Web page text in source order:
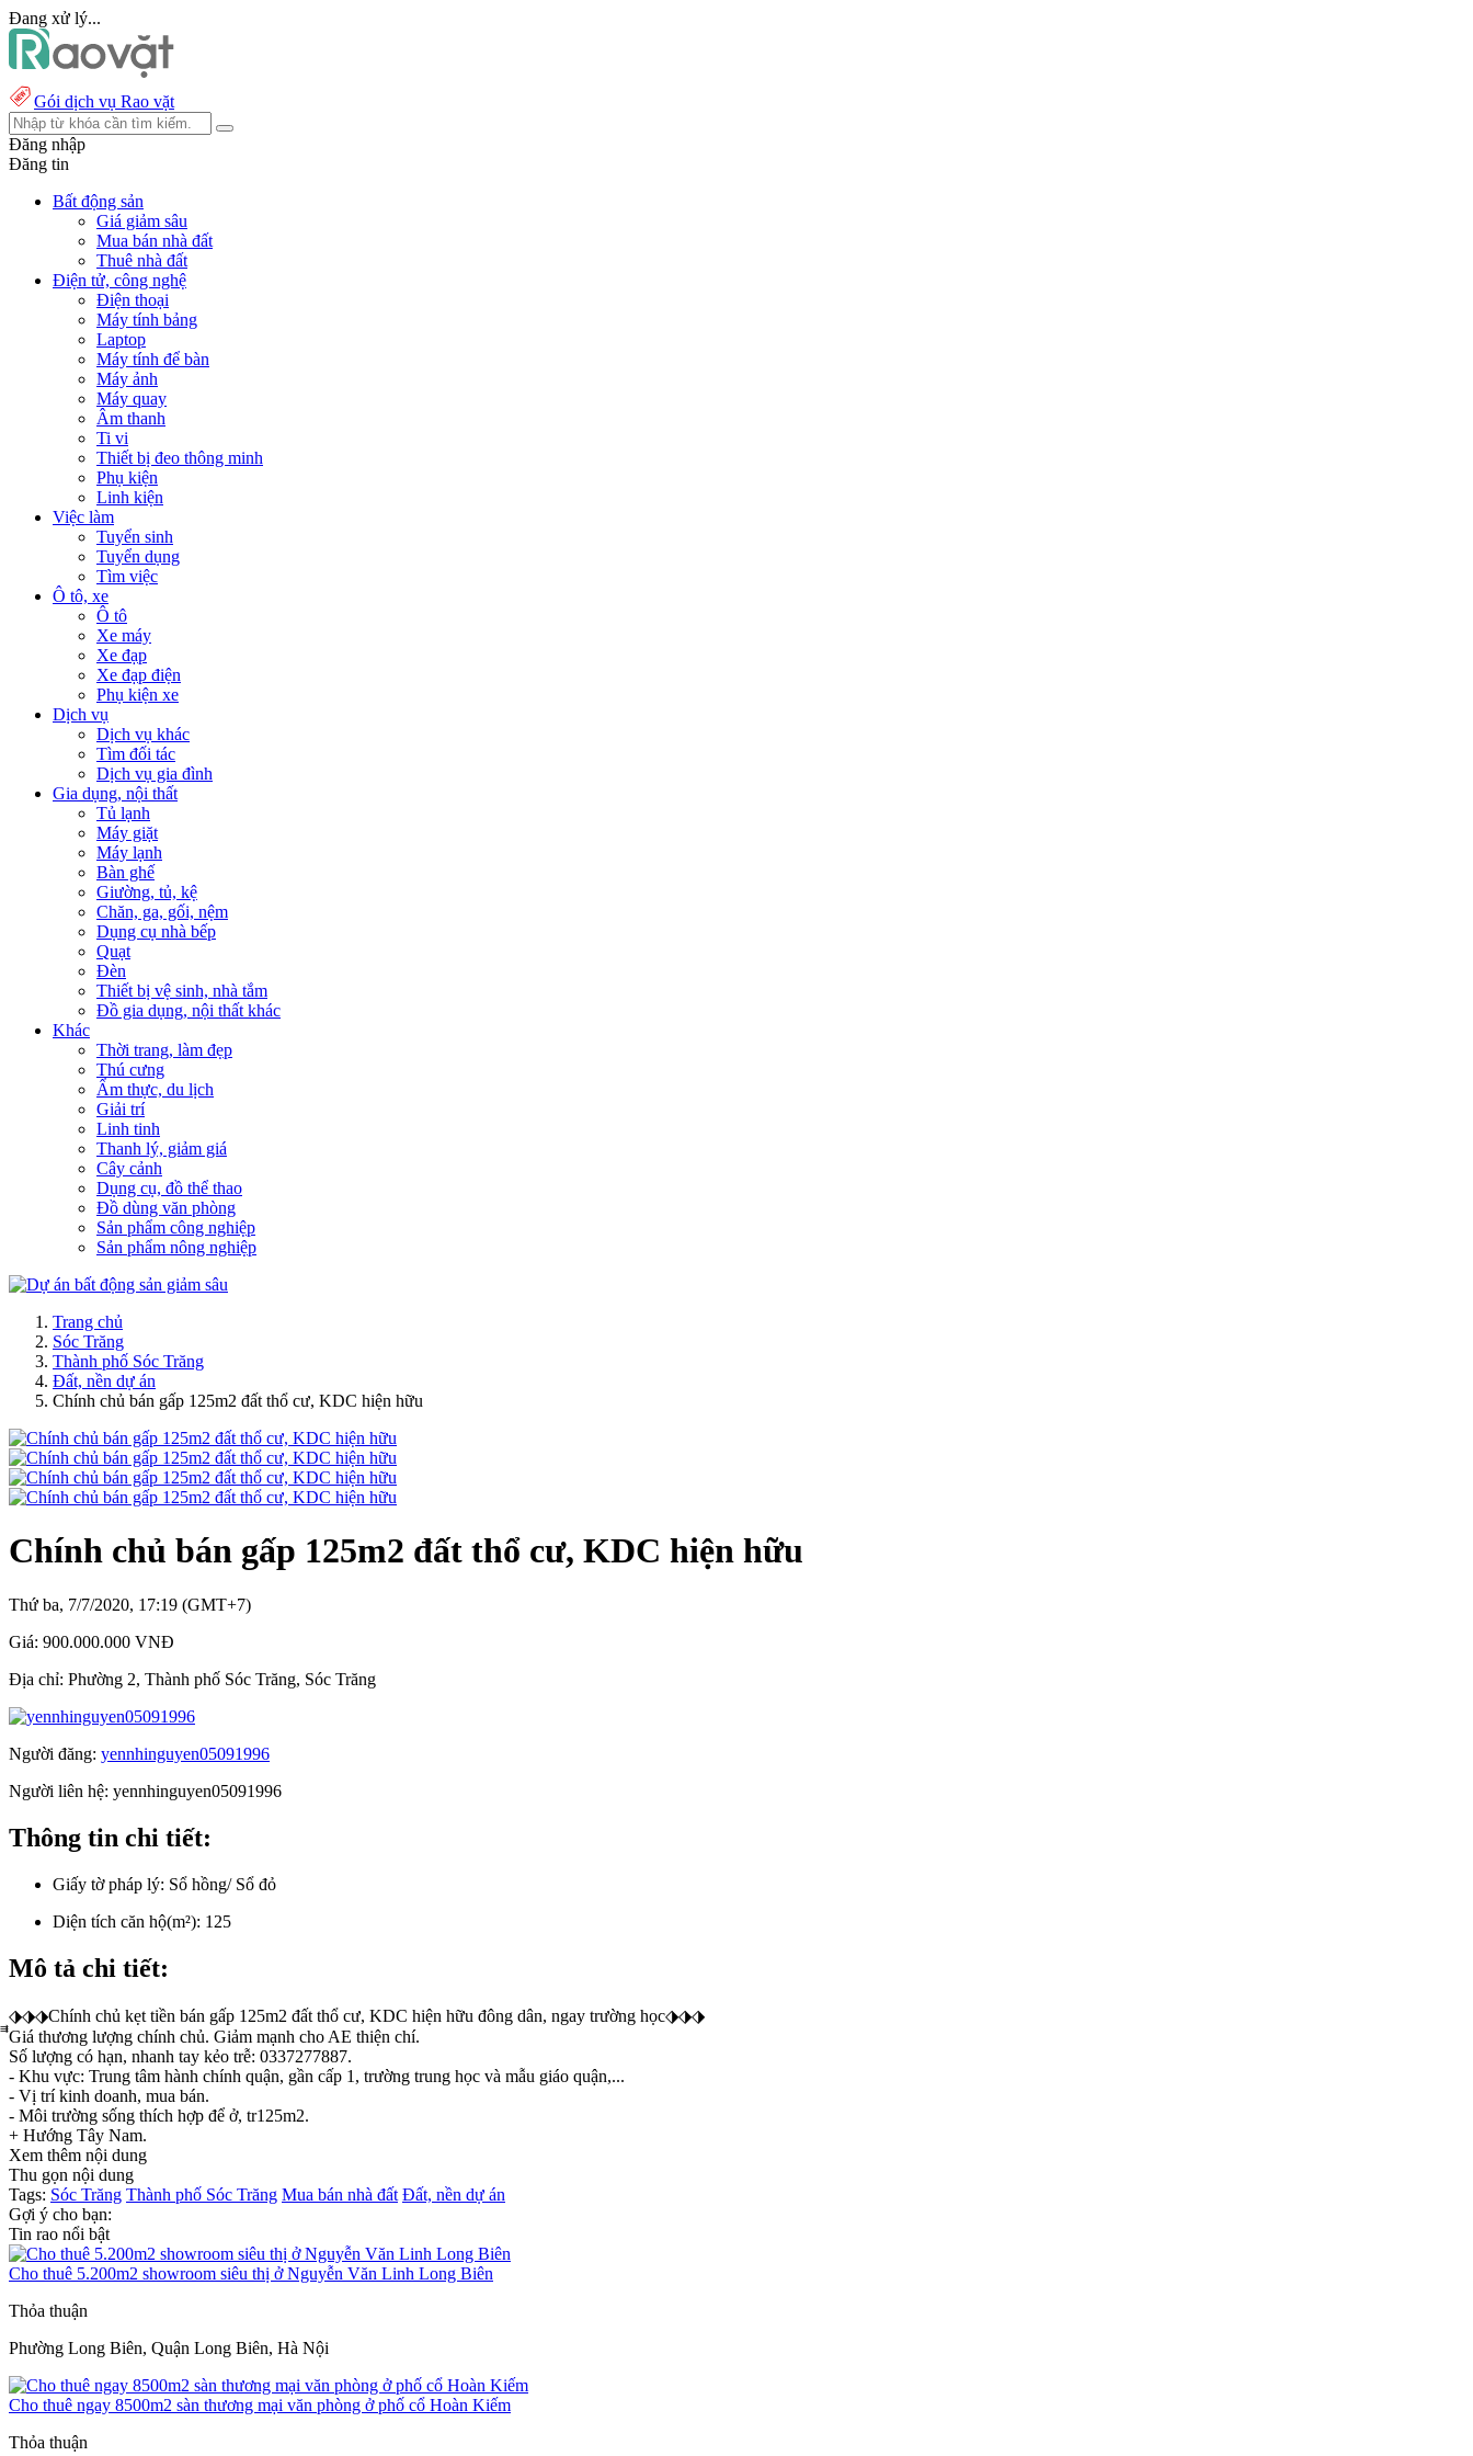
Đang xử lý...
Gói dịch vụ Rao vặt
Đăng nhập
Đăng tin
Bất động sản
Giá giảm sâu
Mua bán nhà đất
Thuê nhà đất
Điện tử, công nghệ
Điện thoại
Máy tính bảng
Laptop
Máy tính để bàn
Máy ảnh
Máy quay
Âm thanh
Ti vi
Thiết bị đeo thông minh
Phụ kiện
Linh kiện
Việc làm
Tuyển sinh
Tuyển dụng
Tìm việc
Ô tô, xe
Ô tô
Xe máy
Xe đạp
Xe đạp điện
Phụ kiện xe
Dịch vụ
Dịch vụ khác
Tìm đối tác
Dịch vụ gia đình
Gia dụng, nội thất
Tủ lạnh
Máy giặt
Máy lạnh
Bàn ghế
Giường, tủ, kệ
Chăn, ga, gối, nệm
Dụng cụ nhà bếp
Quạt
Đèn
Thiết bị vệ sinh, nhà tắm
Đồ gia dụng, nội thất khác
Khác
Thời trang, làm đẹp
Thú cưng
Ẩm thực, du lịch
Giải trí
Linh tinh
Thanh lý, giảm giá
Cây cảnh
Dụng cụ, đồ thể thao
Đồ dùng văn phòng
Sản phẩm công nghiệp
Sản phẩm nông nghiệp
Trang chủ
Sóc Trăng
Thành phố Sóc Trăng
Đất, nền dự án
Chính chủ bán gấp 125m2 đất thổ cư, KDC hiện hữu
Chính chủ bán gấp 125m2 đất thổ cư, KDC hiện hữu
Thứ ba, 7/7/2020, 17:19 (GMT+7)
Giá: 900.000.000 VNĐ
Địa chỉ: Phường 2, Thành phố Sóc Trăng, Sóc Trăng
Người đăng: yennhinguyen05091996
Người liên hệ: yennhinguyen05091996
Thông tin chi tiết:
Giấy tờ pháp lý: Sổ hồng/ Sổ đỏ
Diện tích căn hộ(m²): 125
Mô tả chi tiết:
⬗⬗⬗Chính chủ kẹt tiền bán gấp 125m2 đất thổ cư, KDC hiện hữu đông dân, ngay trường học⬗⬗⬗
⃗⃗⃗Giá thương lượng chính chủ. Giảm mạnh cho AE thiện chí.
Số lượng có hạn, nhanh tay kẻo trễ: 0337277887.
- Khu vực: Trung tâm hành chính quận, gần cấp 1, trường trung học và mẫu giáo quận,...
- Vị trí kinh doanh, mua bán.
- Môi trường sống thích hợp để ở, tr125m2.
+ Hướng Tây Nam.
Xem thêm nội dung
Thu gọn nội dung
Tags: Sóc Trăng Thành phố Sóc Trăng Mua bán nhà đất Đất, nền dự án
Gợi ý cho bạn:
Tin rao nổi bật
Cho thuê 5.200m2 showroom siêu thị ở Nguyễn Văn Linh Long Biên
Thỏa thuận
Phường Long Biên, Quận Long Biên, Hà Nội
Cho thuê ngay 8500m2 sàn thương mại văn phòng ở phố cổ Hoàn Kiếm
Thỏa thuận